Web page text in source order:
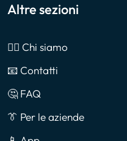
Altre sezioni
🙎‍♂️ Chi siamo
📧 Contatti
🤔 FAQ
👔 Per le aziende